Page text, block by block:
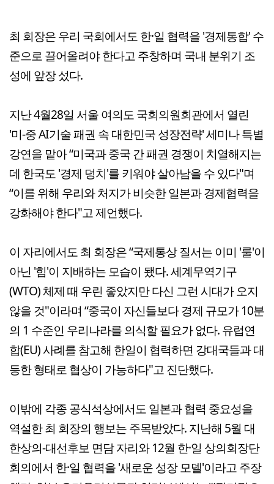
최 회장은 우리 국회에서도 한·일 협력을 '경제통합' 수
준으로 끌어올려야 한다고 주창하며 국내 분위기 조
성에 앞장 섰다.
지난 4월28일 서울 여의도 국회의원회관에서 열린
'미-중 AI기술 패권 속 대한민국 성장전략' 세미나 특별
강연을 맡아 “미국과 중국 간 패권 경쟁이 치열해지는
데 한국도 '경제 덩치'를 키워야 살아남을 수 있다"며
“이를 위해 우리와 처지가 비슷한 일본과 경제협력을
강화해야 한다"고 제언했다.
이 자리에서도 최 회장은 “국제통상 질서는 이미 '룰'이
아닌 '힘'이 지배하는 모습이 됐다. 세계무역기구
(WTO) 체제 때 우린 좋았지만 다신 그런 시대가 오지
않을 것"이라며 “중국이 자신들보다 경제 규모가 10분
의 1 수준인 우리나라를 의식할 필요가 없다. 유럽연
합(EU) 사례를 참고해 한일이 협력하면 강대국들과 대
등한 형태로 협상이 가능하다"고 진단했다.
이밖에 각종 공식석상에서도 일본과 협력 중요성을
역설한 최 회장의 행보는 주목받았다. 지난해 5월 대
한상의-대선후보 면담 자리와 12월 한·일 상의회장단
회의에서 한·일 협력을 '새로운 성장 모델'이라고 주장